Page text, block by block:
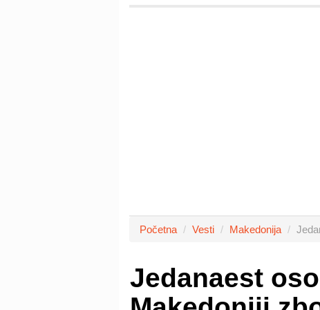
Početna Vesti Makedonija
Jedanaest